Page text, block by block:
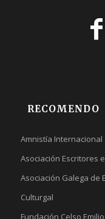
RECOMENDO
Amnistía Internacional
Asociación Escritores
Asociación Galega de
Culturgal
Fundación Celso